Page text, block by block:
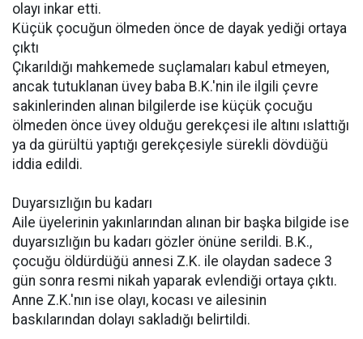
olayı inkar etti.
Küçük çocuğun ölmeden önce de dayak yediği ortaya
çıktı
Çıkarıldığı mahkemede suçlamaları kabul etmeyen,
ancak tutuklanan üvey baba B.K.'nin ile ilgili çevre
sakinlerinden alınan bilgilerde ise küçük çocuğu
ölmeden önce üvey olduğu gerekçesi ile altını ıslattığı
ya da gürültü yaptığı gerekçesiyle sürekli dövdüğü
iddia edildi.
Duyarsızlığın bu kadarı
Aile üyelerinin yakınlarından alınan bir başka bilgide ise
duyarsızlığın bu kadarı gözler önüne serildi. B.K.,
çocuğu öldürdüğü annesi Z.K. ile olaydan sadece 3
gün sonra resmi nikah yaparak evlendiği ortaya çıktı.
Anne Z.K.'nın ise olayı, kocası ve ailesinin
baskılarından dolayı sakladığı belirtildi.